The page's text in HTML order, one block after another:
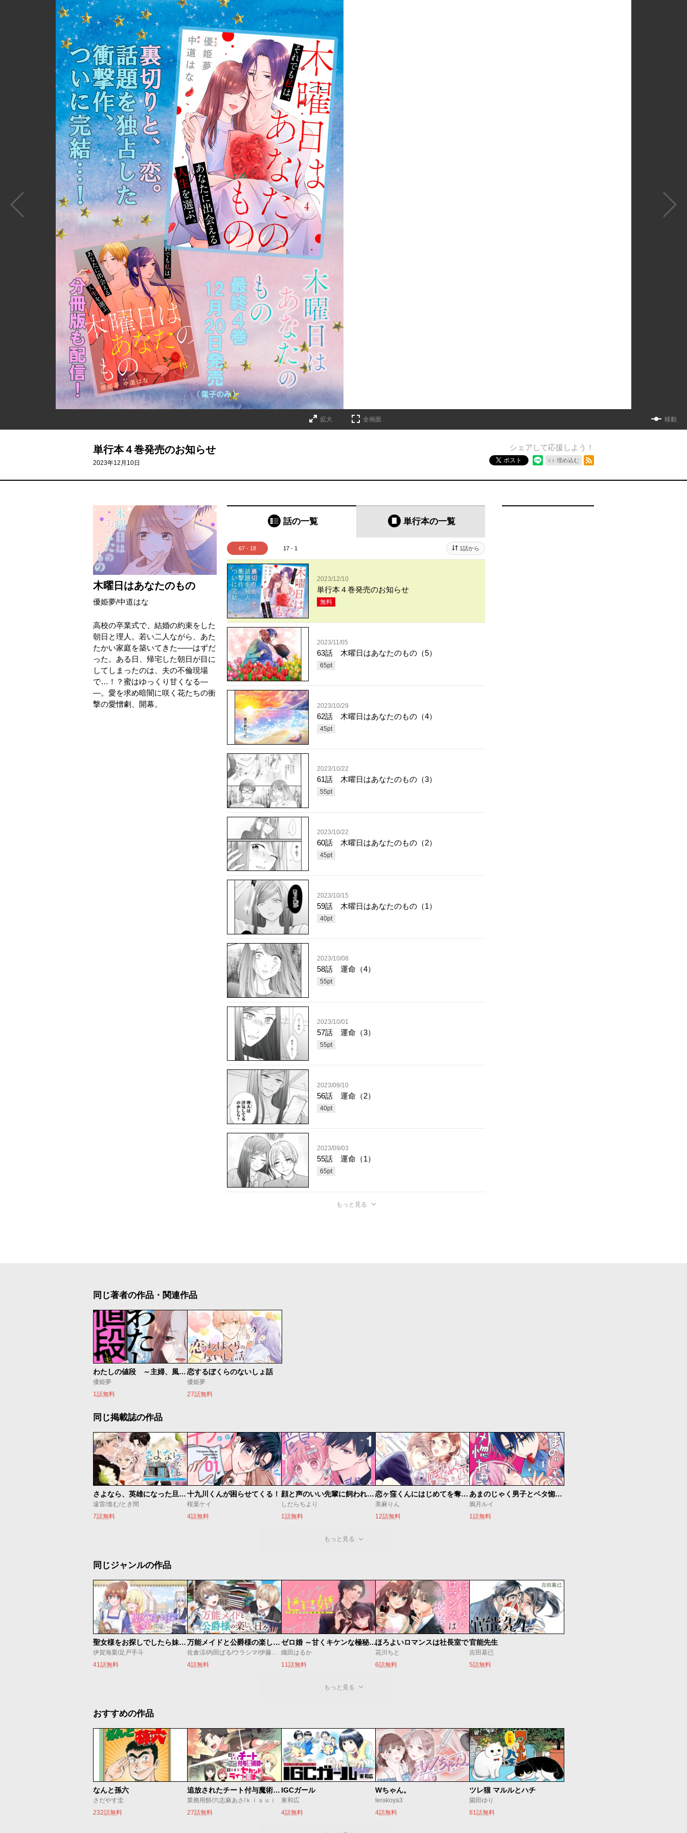
拡大 全画面 移動
単行本４巻発売のお知らせ
2023年12月10日
シェアして応援しよう！
ポスト 埋め込む
木曜日はあなたのもの
優姫夢/中道はな
高校の卒業式で、結婚の約束をした
朝日と理人。若い二人ながら、あた
たかい家庭を築いてきた――はずだ
った。ある日、帰宅した朝日が目に
してしまったのは、夫の不倫現場
で…！？蜜はゆっくり甘くなる―
―。愛を求め暗闇に咲く花たちの衝
撃の愛憎劇、開幕。
話の一覧 単行本の一覧
67 - 18 17 - 1 1話から
2023/12/10
単行本４巻発売のお知らせ
無料
2023/11/05
63話 木曜日はあなたのもの（5）
65pt
2023/10/29
62話 木曜日はあなたのもの（4）
45pt
2023/10/22
61話 木曜日はあなたのもの（3）
55pt
2023/10/22
60話 木曜日はあなたのもの（2）
45pt
2023/10/15
59話 木曜日はあなたのもの（1）
40pt
2023/10/08
58話 運命（4）
55pt
2023/10/01
57話 運命（3）
55pt
2023/09/10
56話 運命（2）
40pt
2023/09/03
55話 運命（1）
65pt
もっと見る
同じ著者の作品・関連作品
わたしの値段 ～主婦、風俗はじめます。～
優姫夢
1話無料
恋するぼくらのないしょ話
優姫夢
27話無料
同じ掲載誌の作品
さよなら、英雄になった旦那様 ～ただ祈るだけの役立たずな妻のはずでしたが……～
遠雷/進む/とき間
7話無料
十九川くんが困らせてくる！
桜葉ケイ
4話無料
顔と声のいい先輩に飼われてます。
しだらちより
1話無料
恋ヶ窪くんにはじめてを奪われました
美麻りん
12話無料
あまのじゃく男子とベタ惚れ男子
鴉月ルイ
1話無料
もっと見る
同じジャンルの作品
聖女様をお探しでしたら妹で間違いありません。さあどうぞお連れください、今すぐ。
伊賀海栗/足戸手斗
41話無料
万能メイドと公爵様の楽しい日々
佐倉涼/内田ぱる/ウラシマ/伊藤テリヤキ
4話無料
ゼロ婚 ～甘くキケンな極秘任務～
織田はるか
11話無料
ほろよいロマンスは社長室で
花川ちと
6話無料
官能先生
吉田基已
5話無料
もっと見る
おすすめの作品
なんと孫六
さだやす圭
232話無料
追放されたチート付与魔術師は気ままなセカンドライフを謳歌する。 ～俺は武器だけじゃなく、あらゆるものに『強化ポイント』を付与できるし、俺の意思でいつでも効果を解除できるけど、残った人たち大丈夫？～
業務用餅/六志麻あさ/ｋｉｓｕｉ
27話無料
IGCガール
東和広
4話無料
Wちゃん。
terakoya3
4話無料
ツレ猫 マルルとハチ
園田ゆり
81話無料